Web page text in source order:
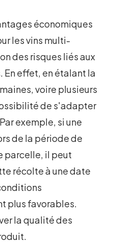
économiques
les vins multi-
des risques liés aux
effet, en étalant la
voire plusieurs
de s'adapter
exemple, si une
de la période de
parcelle, il peut
récolte à une date
plus favorables.
la qualité des